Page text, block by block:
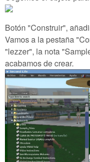
Botón "Construir",
Vamos a la pestaña
"lezzer", la nota
acabamos de crear.